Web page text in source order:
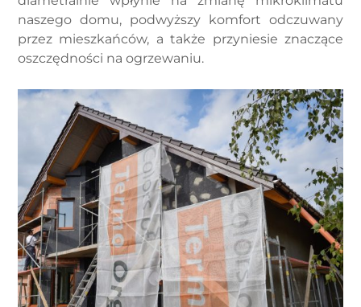
naszego domu, podwyższy komfort odczuwany
przez mieszkańców, a także przyniesie znaczące
oszczędności na ogrzewaniu.